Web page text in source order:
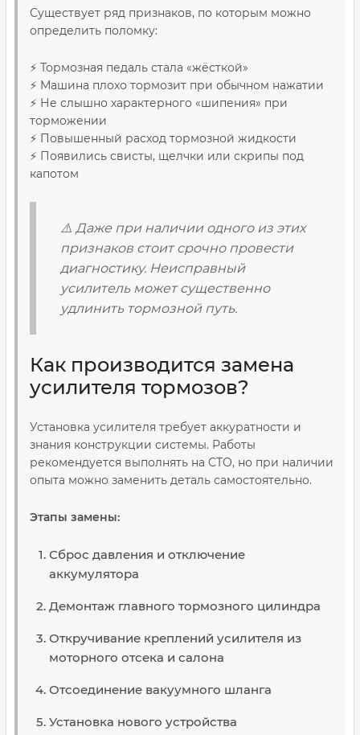
Существует ряд признаков, по которым можно
определить поломку:
⚡ Тормозная педаль стала «жёсткой»
⚡ Машина плохо тормозит при обычном нажатии
⚡ Не слышно характерного «шипения» при
торможении
⚡ Повышенный расход тормозной жидкости
⚡ Появились свисты, щелчки или скрипы под
капотом
⚠️ Даже при наличии одного из этих
признаков стоит срочно провести
диагностику. Неисправный
усилитель может существенно
удлинить тормозной путь.
Как производится замена
усилителя тормозов?
Установка усилителя требует аккуратности и
знания конструкции системы. Работы
рекомендуется выполнять на СТО, но при наличии
опыта можно заменить деталь самостоятельно.
Этапы замены:
Сброс давления и отключение
аккумулятора
Демонтаж главного тормозного цилиндра
Откручивание креплений усилителя из
моторного отсека и салона
Отсоединение вакуумного шланга
Установка нового устройства